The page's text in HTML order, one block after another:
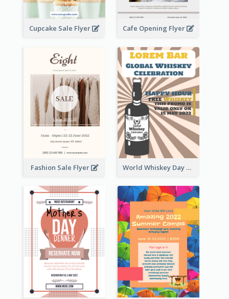
Cupcake Sale Flyer Cafe Opening Flyer
Fashion Sale Flyer World Whiskey Day Promotion Flyer